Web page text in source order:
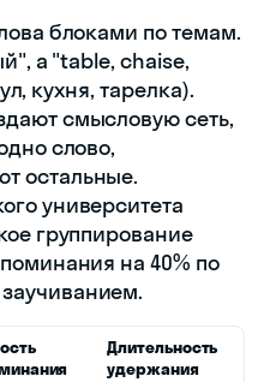
блоками по темам.
а "table, chaise,
кухня, тарелка).
смысловую сеть,
слово,
остальные.
университета
группирование
на 40% по
Длительность
удержания